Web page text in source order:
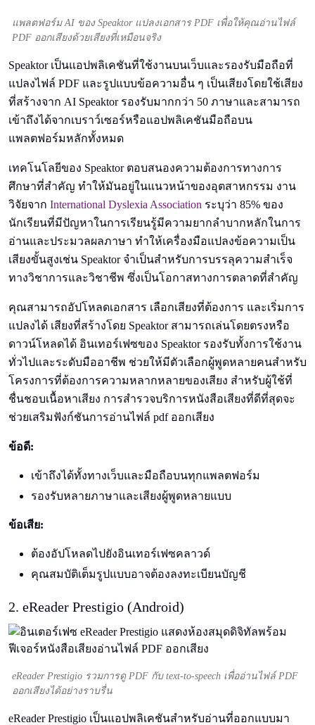
แพลตฟอร์ม AI ของ Speaktor แปลงเอกสาร PDF เพื่อให้คุณอ่านไฟล์
PDF ออกเสียงด้วยเสียงที่เหมือนจริง
Speaktor เป็นแอปพลิเคชันที่ใช้งานบนเว็บและรองรับมือถือที่
แปลงไฟล์ PDF และรูปแบบข้อความอื่น ๆ เป็นเสียงโดยใช้เสียง
ที่สร้างจาก AI Speaktor รองรับมากกว่า 50 ภาษาและสามารถ
เข้าถึงได้จากเบราว์เซอร์หรือแอปพลิเคชันมือถือบน
แพลตฟอร์มหลักทั้งหมด
เทคโนโลยีของ Speaktor ตอบสนองความต้องการทางการ
ศึกษาที่สำคัญ ทำให้มันอยู่ในแนวหน้าของอุตสาหกรรม งาน
วิจัยจาก International Dyslexia Association ระบุว่า 85% ของ
นักเรียนที่มีปัญหาในการเรียนรู้มีความยากลำบากหลักในการ
อ่านและประมวลผลภาษา ทำให้เครื่องมือแปลงข้อความเป็น
เสียงขั้นสูงเช่น Speaktor จำเป็นสำหรับการบรรลุความสำเร็จ
ทางวิชาการและวิชาชีพ ซึ่งเป็นโอกาสทางการตลาดที่สำคัญ
คุณสามารถอัปโหลดเอกสาร เลือกเสียงที่ต้องการ และเริ่มการ
แปลงได้ เสียงที่สร้างโดย Speaktor สามารถเล่นโดยตรงหรือ
ดาวน์โหลดได้ อินเทอร์เฟซของ Speaktor รองรับทั้งการใช้งาน
ทั่วไปและระดับมืออาชีพ ช่วยให้มีตัวเลือกผู้พูดหลายคนสำหรับ
โครงการที่ต้องการความหลากหลายของเสียง สำหรับผู้ใช้ที่
ชื่นชอบเนื้อหาเสียง การสำรวจบริการหนังสือเสียงที่ดีที่สุดจะ
ช่วยเสริมฟังก์ชันการอ่านไฟล์ pdf ออกเสียง
ข้อดี:
เข้าถึงได้ทั้งทางเว็บและมือถือบนทุกแพลตฟอร์ม
รองรับหลายภาษาและเสียงผู้พูดหลายแบบ
ข้อเสีย:
ต้องอัปโหลดไปยังอินเทอร์เฟซคลาวด์
คุณสมบัติเต็มรูปแบบอาจต้องลงทะเบียนบัญชี
2. eReader Prestigio (Android)
eReader Prestigio รวมการดู PDF กับ text-to-speech เพื่ออ่านไฟล์ PDF
ออกเสียงได้อย่างราบรื่น
eReader Prestigio เป็นแอปพลิเคชันสำหรับอ่านที่ออกแบบมา